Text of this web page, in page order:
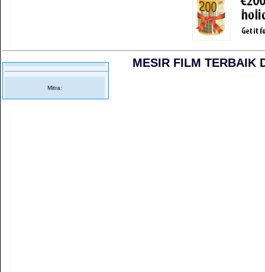
Mitra:
MESIR FILM TERBAIK